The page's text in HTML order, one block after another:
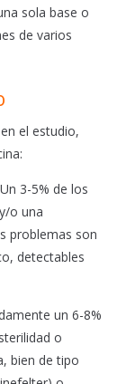
sola base o
de varios
el estudio,
3-5% de los
o una
problemas son
detectables
un 6-8%
o
bien de tipo